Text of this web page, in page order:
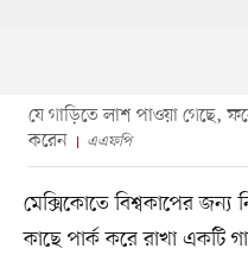
যে গাড়িতে লাশ পাওয়া গেছে,
করেন
এএফপি
মেক্সিকোতে বিশ্বকাপের জন্য
কাছে পার্ক করে রাখা একটি